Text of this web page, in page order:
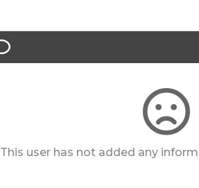
This user has not added any